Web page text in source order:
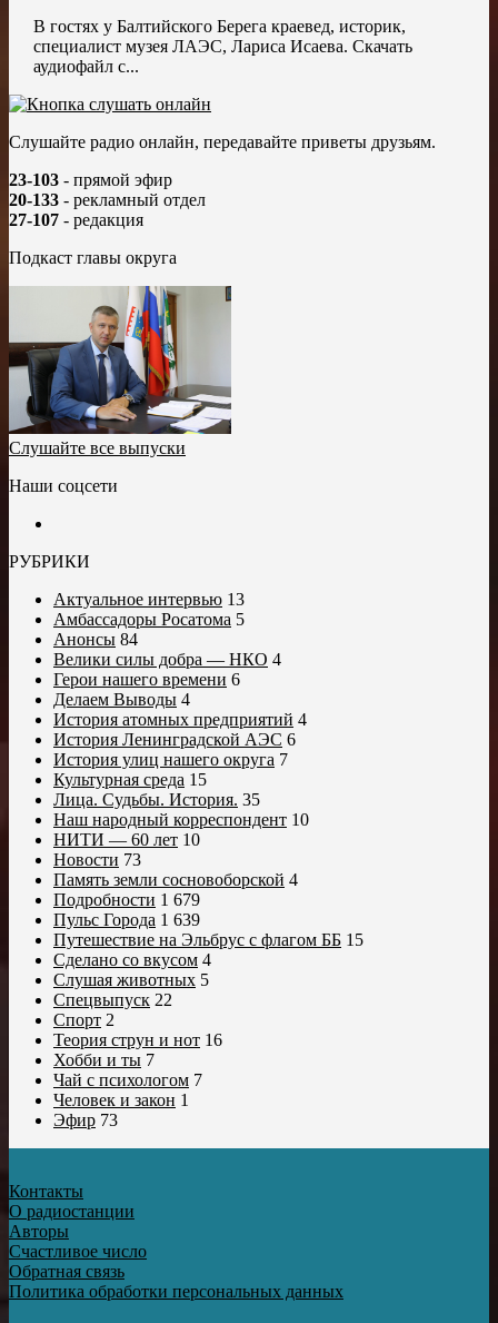
В гостях у Балтийского Берега краевед, историк,
специалист музея ЛАЭС, Лариса Исаева. Скачать
аудиофайл с...
Слушайте радио онлайн, передавайте приветы друзьям.
23-103 - прямой эфир
20-133 - рекламный отдел
27-107 - редакция
Подкаст главы округа
Слушайте все выпуски
Наши соцсети
РУБРИКИ
Актуальное интервью 13
Амбассадоры Росатома 5
Анонсы 84
Велики силы добра — НКО 4
Герои нашего времени 6
Делаем Выводы 4
История атомных предприятий 4
История Ленинградской АЭС 6
История улиц нашего округа 7
Культурная среда 15
Лица. Судьбы. История. 35
Наш народный корреспондент 10
НИТИ — 60 лет 10
Новости 73
Память земли сосновоборской 4
Подробности 1 679
Пульс Города 1 639
Путешествие на Эльбрус с флагом ББ 15
Сделано со вкусом 4
Слушая животных 5
Спецвыпуск 22
Спорт 2
Теория струн и нот 16
Хобби и ты 7
Чай с психологом 7
Человек и закон 1
Эфир 73
Контакты
О радиостанции
Авторы
Счастливое число
Обратная связь
Политика обработки персональных данных